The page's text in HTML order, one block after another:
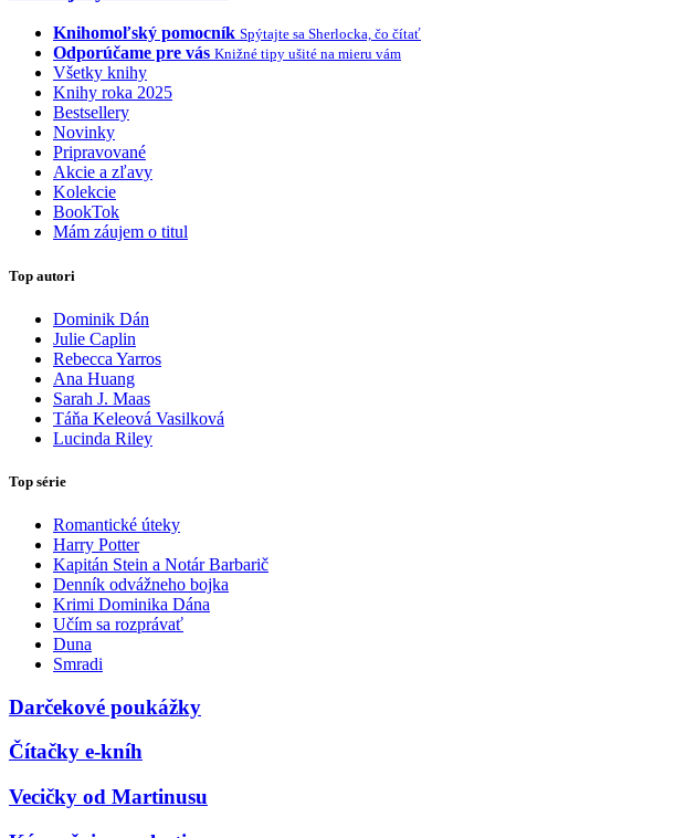
Knihomoľský pomocník Spýtajte sa Sherlocka, čo čítať
Odporúčame pre vás Knižné tipy ušité na mieru vám
Všetky knihy
Knihy roka 2025
Bestsellery
Novinky
Pripravované
Akcie a zľavy
Kolekcie
BookTok
Mám záujem o titul
Top autori
Dominik Dán
Julie Caplin
Rebecca Yarros
Ana Huang
Sarah J. Maas
Táňa Keleová Vasilková
Lucinda Riley
Top série
Romantické úteky
Harry Potter
Kapitán Stein a Notár Barbarič
Denník odvážneho bojka
Krimi Dominika Dána
Učím sa rozprávať
Duna
Smradi
Darčekové poukážky
Čítačky e-kníh
Vecičky od Martinusu